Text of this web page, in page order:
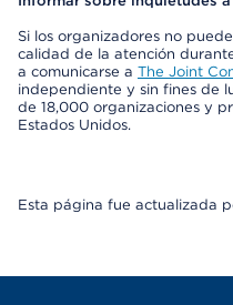
Si los organizadores no
calidad de la atención
a comunicarse a The Joint
independiente y sin fines de
de 18,000 organizaciones y
Estados Unidos.
Esta página fue actualizada